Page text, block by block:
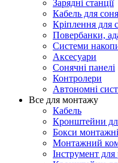
Зарядні станції
Кабель для
Кріплення для
Повербанки,
Системи
Аксесуари
Сонячні панелі
Контролери
Автономні
Все для монтажу
Кабель
Кронштейни
Бокси монтажні
Монтажний
Інструмент